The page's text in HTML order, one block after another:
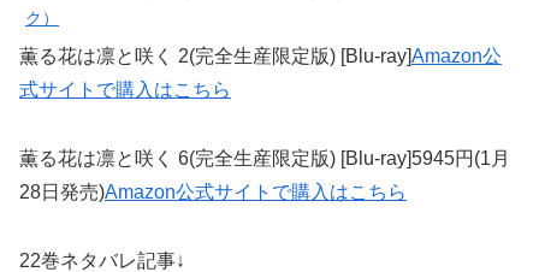
ク）
薫る花は凛と咲く 2(完全生産限定版) [Blu-ray]Amazon公
式サイトで購入はこちら
薫る花は凛と咲く 6(完全生産限定版) [Blu-ray]5945円(1月
28日発売)Amazon公式サイトで購入はこちら
22巻ネタバレ記事↓